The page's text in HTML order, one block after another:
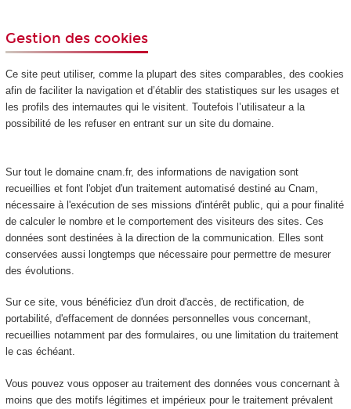
Gestion des cookies
Ce site peut utiliser, comme la plupart des sites comparables, des cookies
afin de faciliter la navigation et d’établir des statistiques sur les usages et
les profils des internautes qui le visitent. Toutefois l’utilisateur a la
possibilité de les refuser en entrant sur un site du domaine.
Sur tout le domaine cnam.fr, des informations de navigation sont
recueillies et font l'objet d'un traitement automatisé destiné au Cnam,
nécessaire à l'exécution de ses missions d'intérêt public, qui a pour finalité
de calculer le nombre et le comportement des visiteurs des sites. Ces
données sont destinées à la direction de la communication. Elles sont
conservées aussi longtemps que nécessaire pour permettre de mesurer
des évolutions.
Sur ce site, vous bénéficiez d'un droit d'accès, de rectification, de
portabilité, d'effacement de données personnelles vous concernant,
recueillies notamment par des formulaires, ou une limitation du traitement
le cas échéant.
Vous pouvez vous opposer au traitement des données vous concernant à
moins que des motifs légitimes et impérieux pour le traitement prévalent